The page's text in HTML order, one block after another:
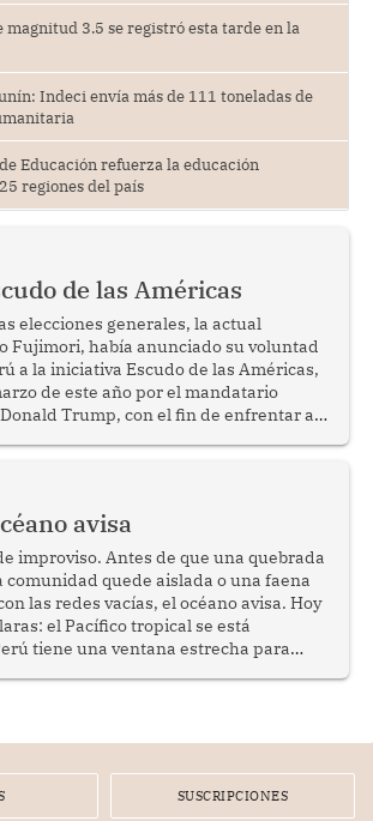
magnitud 3.5 se registró esta tarde en la
Indeci envía más de 111 toneladas de
Educación refuerza la educación
regiones del país
de las Américas
elecciones generales, la actual
Fujimori, había anunciado su voluntad
a la iniciativa Escudo de las Américas,
de este año por el mandatario
Trump, con el fin de enfrentar al
avisa
improviso. Antes de que una quebrada
comunidad quede aislada o una faena
las redes vacías, el océano avisa. Hoy
el Pacífico tropical se está
tiene una ventana estrecha para
SUSCRIPCIONES